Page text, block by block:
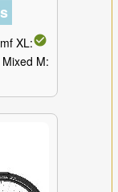
XL:check_circle
Mixed M: